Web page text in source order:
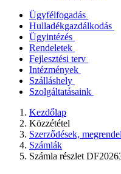
Ügyfélfogadás
Hulladékgazdálkodás
Ügyintézés
Rendeletek
Fejlesztési terv
Intézmények
Szálláshely
Szolgáltatásaink
Kezdőlap
Közzététel
Szerződések,
Számlák
Számla részlet